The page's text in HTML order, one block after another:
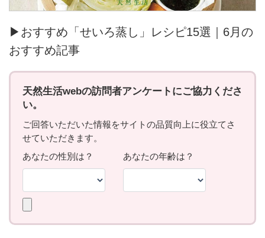
▶おすすめ「せいろ蒸し」レシピ15選｜6月の
おすすめ記事